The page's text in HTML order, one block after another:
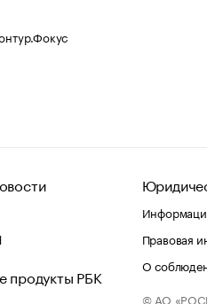
продукты РБК
Правовая
О
© АО